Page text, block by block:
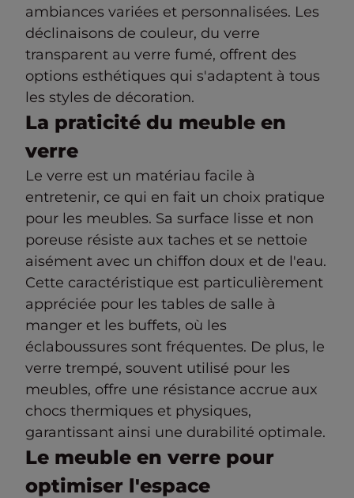
ambiances variées et personnalisées. Les
déclinaisons de couleur, du verre
transparent au verre fumé, offrent des
options esthétiques qui s'adaptent à tous
les styles de décoration.
La praticité du meuble en
verre
Le verre est un matériau facile à
entretenir, ce qui en fait un choix pratique
pour les meubles. Sa surface lisse et non
poreuse résiste aux taches et se nettoie
aisément avec un chiffon doux et de l'eau.
Cette caractéristique est particulièrement
appréciée pour les tables de salle à
manger et les buffets, où les
éclaboussures sont fréquentes. De plus, le
verre trempé, souvent utilisé pour les
meubles, offre une résistance accrue aux
chocs thermiques et physiques,
garantissant ainsi une durabilité optimale.
Le meuble en verre pour
optimiser l'espace